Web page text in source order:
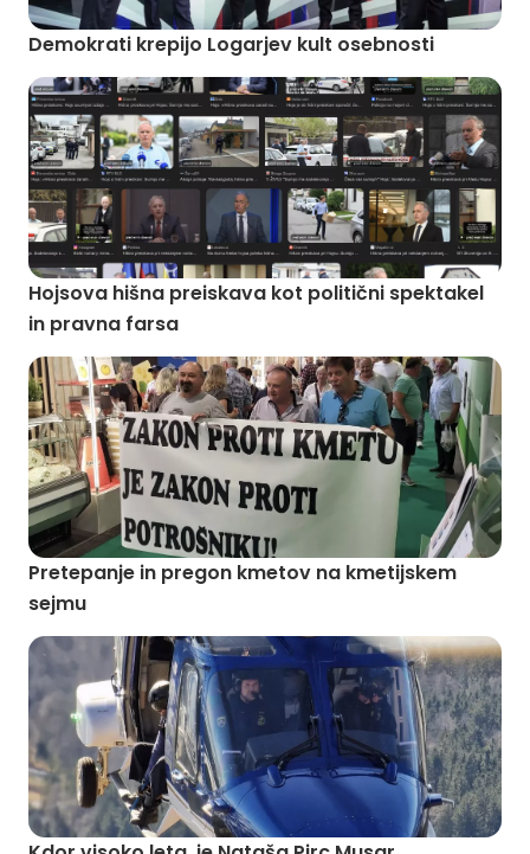
Demokrati krepijo Logarjev kult osebnosti
Hojsova hišna preiskava kot politični spektakel
in pravna farsa
Pretepanje in pregon kmetov na kmetijskem
sejmu